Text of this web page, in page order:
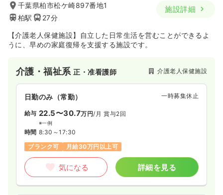
千葉県柏市松ケ崎897番地1
柏駅
27分
施設詳細
【介護老人保健施設】自立した日常生活を営むことができるよ
うに、早めの家庭復帰を支援する施設です。
介護・福祉系正・准看護師 介護老人保健施設
日勤のみ（常勤） 一時募集休止
給与 22.5〜30.7万円/月 賞与2回
※一例
時間 8:30～17:30
ブランク可
月給30万円以上可
気になる 詳細を見る